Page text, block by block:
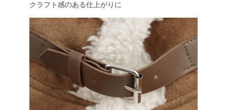
クラフト感のある仕上がりに